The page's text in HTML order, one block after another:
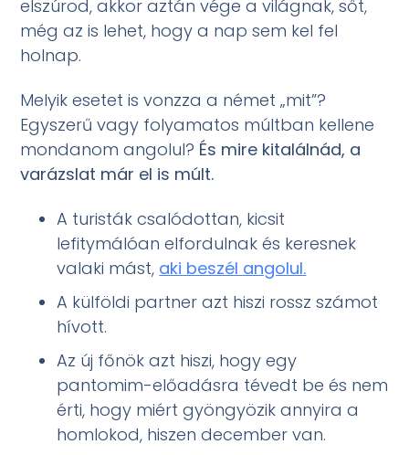
elszúrod, akkor aztán vége a világnak, sőt,
még az is lehet, hogy a nap sem kel fel
holnap.
Melyik esetet is vonzza a német „mit”?
Egyszerű vagy folyamatos múltban kellene
mondanom angolul? És mire kitalálnád, a
varázslat már el is múlt.
A turisták csalódottan, kicsit
lefitymálóan elfordulnak és keresnek
valaki mást, aki beszél angolul.
A külföldi partner azt hiszi rossz számot
hívott.
Az új főnök azt hiszi, hogy egy
pantomim-előadásra tévedt be és nem
érti, hogy miért gyöngyözik annyira a
homlokod, hiszen december van.